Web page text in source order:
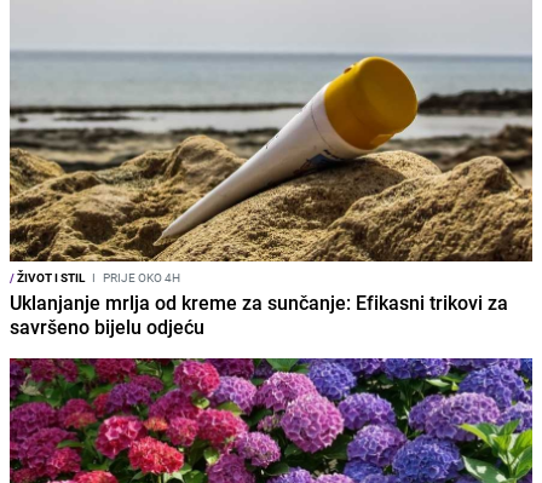
/ŽIVOT I STIL I PRIJE OKO 4H
Uklanjanje mrlja od kreme za sunčanje: Efikasni trikovi za
savršeno bijelu odjeću